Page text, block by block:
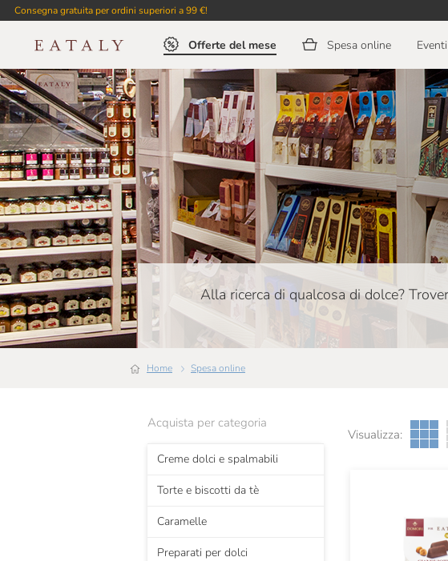
Consegna gratuita per ordini superiori a 99 €!
Offerte del mese Spesa online
Alla ricerca di qualcosa di dolce?
Home Spesa online
Acquista per categoria
Creme dolci e spalmabili
Torte e biscotti da tè
Caramelle
Preparati per dolci
Visualizza: